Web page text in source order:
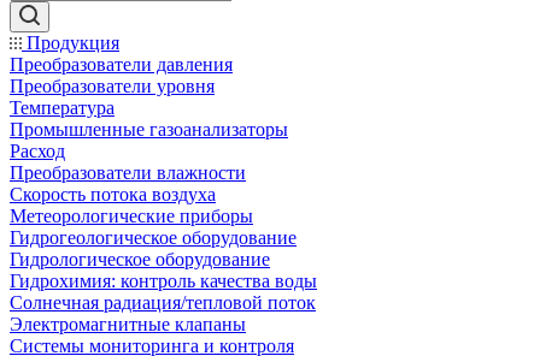
Продукция
Преобразователи давления
Преобразователи уровня
Температура
Промышленные газоанализаторы
Расход
Преобразователи влажности
Скорость потока воздуха
Метеорологические приборы
Гидрогеологическое оборудование
Гидрологическое оборудование
Гидрохимия: контроль качества воды
Солнечная радиация/тепловой поток
Электромагнитные клапаны
Системы мониторинга и контроля